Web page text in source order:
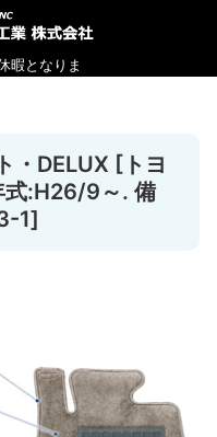
・DELUX [トヨ
式:H26/9～. 備
1]